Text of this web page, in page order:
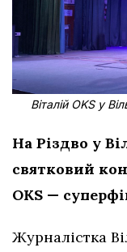
Віталій OKS у
На Різдво у
святковий
OKS —
Журналістка